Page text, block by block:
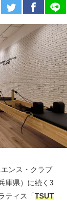
ンス・クラブ
庫県）に続く3
ティス「TSUT